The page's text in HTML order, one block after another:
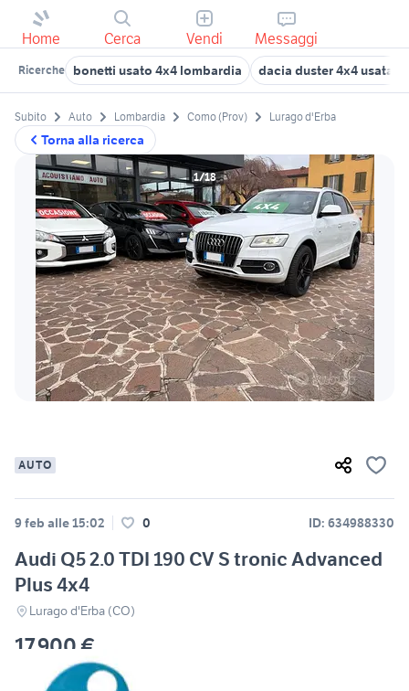
Home Cerca Vendi Messaggi
Ricerche bonetti usato 4x4 lombardia dacia duster 4x4 usata
Torna alla ricerca
Subito Auto Lombardia Como (Prov) Lurago d'Erba
1/18
AUTO
9 feb alle 15:02 0 ID: 634988330
Audi Q5 2.0 TDI 190 CV S tronic Advanced
Plus 4x4
Lurago d'Erba (CO)
17.900 €